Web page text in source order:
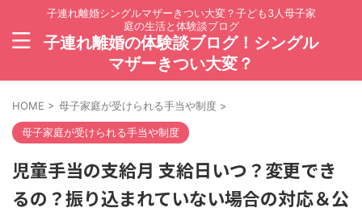
子連れ離婚シングルマザーきつい大変？子ども3人母子家
庭の生活と体験談ブログ
子連れ離婚の体験談ブログ！シングル
マザーきつい大変？
HOME > 母子家庭が受けられる手当や制度 >
母子家庭が受けられる手当や制度
児童手当の支給月 支給日いつ？変更でき
るの？振り込まれていない場合の対応＆公